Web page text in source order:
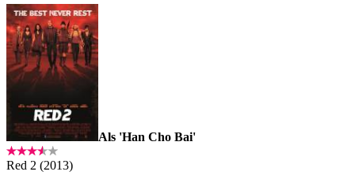
Als 'Han Cho Bai'
Red 2 (2013)